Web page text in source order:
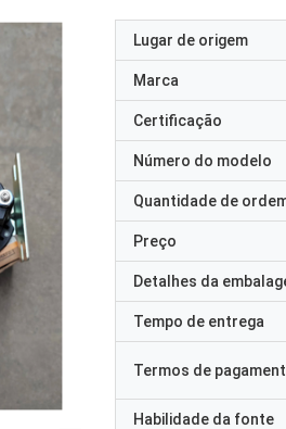
Lugar de origem
Marca
Certificação
Número do modelo
Quantidade de
Preço
Detalhes da
Tempo de entrega
Termos de
Habilidade da fonte